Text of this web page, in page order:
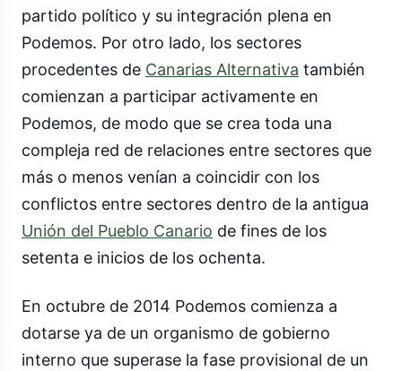
partido político y su integración plena en
Podemos. Por otro lado, los sectores
procedentes de Canarias Alternativa también
comienzan a participar activamente en
Podemos, de modo que se crea toda una
compleja red de relaciones entre sectores que
más o menos venían a coincidir con los
conflictos entre sectores dentro de la antigua
Unión del Pueblo Canario de fines de los
setenta e inicios de los ochenta.
En octubre de 2014 Podemos comienza a
dotarse ya de un organismo de gobierno
interno que superase la fase provisional de un